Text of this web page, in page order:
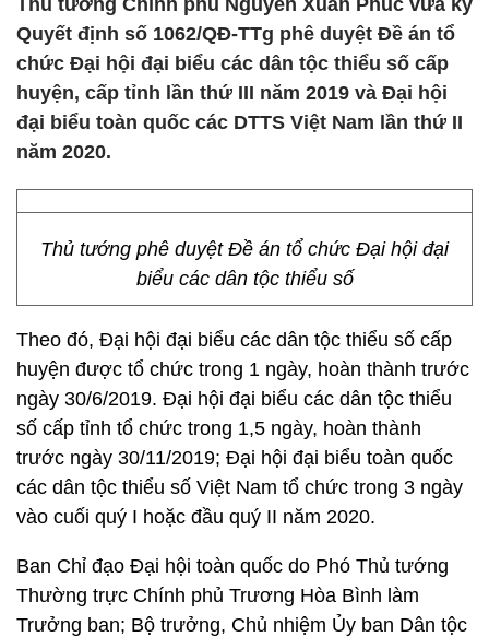
Thủ tướng Chính phủ Nguyễn Xuân Phúc vừa ký
Quyết định số 1062/QĐ-TTg phê duyệt Đề án tổ
chức Đại hội đại biểu các dân tộc thiểu số cấp
huyện, cấp tỉnh lần thứ III năm 2019 và Đại hội
đại biểu toàn quốc các DTTS Việt Nam lần thứ II
năm 2020.
Thủ tướng phê duyệt Đề án tổ chức Đại hội đại
biểu các dân tộc thiểu số
Theo đó, Đại hội đại biểu các dân tộc thiểu số cấp
huyện được tổ chức trong 1 ngày, hoàn thành trước
ngày 30/6/2019. Đại hội đại biểu các dân tộc thiểu
số cấp tỉnh tổ chức trong 1,5 ngày, hoàn thành
trước ngày 30/11/2019; Đại hội đại biểu toàn quốc
các dân tộc thiểu số Việt Nam tổ chức trong 3 ngày
vào cuối quý I hoặc đầu quý II năm 2020.
Ban Chỉ đạo Đại hội toàn quốc do Phó Thủ tướng
Thường trực Chính phủ Trương Hòa Bình làm
Trưởng ban; Bộ trưởng, Chủ nhiệm Ủy ban Dân tộc